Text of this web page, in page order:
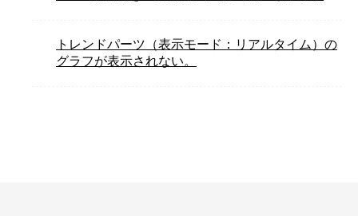
トレンドパーツ（表示モード：リアルタイム）の
グラフが表示されない。